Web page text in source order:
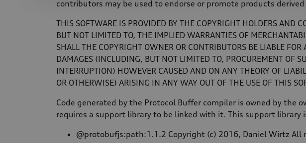
contributors may be used to endorse or promote products
THIS SOFTWARE IS PROVIDED BY THE COPYRIGHT HOLDERS AND
BUT NOT LIMITED TO, THE IMPLIED WARRANTIES OF
SHALL THE COPYRIGHT OWNER OR CONTRIBUTORS BE LIABLE
DAMAGES (INCLUDING, BUT NOT LIMITED TO, PROCUREMENT OF
INTERRUPTION) HOWEVER CAUSED AND ON ANY THEORY OF
OR OTHERWISE) ARISING IN ANY WAY OUT OF THE USE OF THIS
Code generated by the Protocol Buffer compiler is owned by the
requires a support library to be linked with it. This support library
@protobufjs:path:1.1.2 Copyright (c) 2016, Daniel Wirtz All